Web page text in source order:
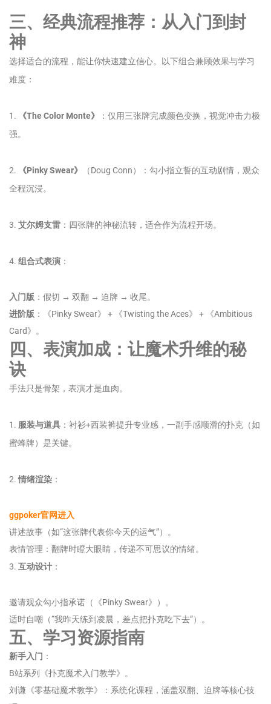
三、经典流程推荐：从入门到封
神
选择适合的流程，能让你快速建立信心。以下组合兼顾效果与学习
难度：
1. 《The Color Monte》
：仅用三张牌完成颜色变换，视觉冲击力极
强。
2. 《Pinky Swear》
（Doug Conn）：勾小指立誓的互动剧情，观众
全程沉浸。
3. 艾尔姆支雷 ：四张牌的神秘流转，适合作为流程开场。
4. 组合式表演 ：
入门版 ：假切 → 双翻 → 迫牌 → 收尾。
进阶版 ：《Pinky Swear》 + 《Twisting the Aces》 + 《Ambitious
Card》。
四、表演加成：让魔术升维的秘
诀
手法只是骨架，表演才是血肉。
1. 服装与道具 ：衬衫+西装裤提升专业感，一副手感顺滑的扑克（如
蜜蜂牌）是关键。
2.情绪渲染 ：
ggpoker官网进入
讲述故事（如“这张牌代表你今天的运气”）。
表情管理：翻牌时瞪大眼睛，传递不可思议的情绪。
3. 互动设计 ：
邀请观众勾小指承诺（《Pinky Swear》）。
适时自嘲（“我昨天练到凌晨，差点把扑克吃下去”）。
五、学习资源指南
新手入门 ：
B站系列《扑克魔术入门教学》。
刘谦《零基础魔术教学》：系统化课程，涵盖双翻、迫牌等核心技